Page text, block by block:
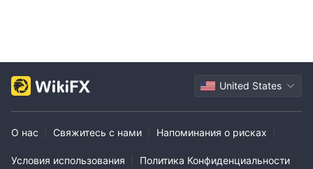
United States
О нас Свяжитесь с нами Напоминания о рисках
Условия использования Политика Конфиденциальности